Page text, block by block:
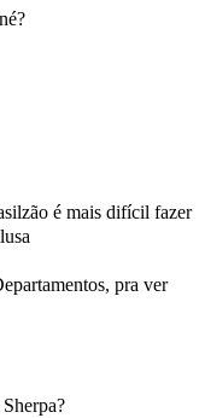
é mais difícil fazer
pra ver